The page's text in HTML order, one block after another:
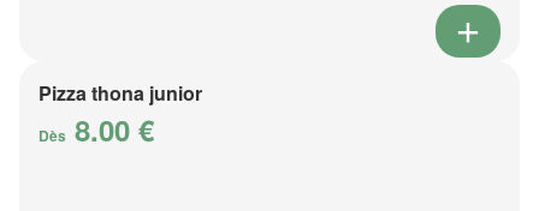
Pizza thona junior
Dès 8.00 €